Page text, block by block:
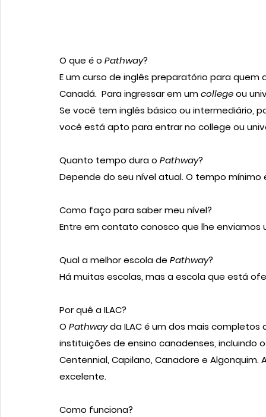
O que é o Pathway?
E um curso de inglês preparatório para
Canadá.  Para ingressar em um college ou
Se você tem inglês básico ou intermediário,
você está apto para entrar no college ou
Quanto tempo dura o Pathway?
Depende do seu nível atual. O tempo mínimo
Como faço para saber meu nível?
Entre em contato conosco que lhe
Qual a melhor escola de Pathway?
Há muitas escolas, mas a escola que está
Por quê a ILAC?
O Pathway da ILAC é um dos mais
instituições de ensino canadenses, incluindo
Centennial, Capilano, Canadore e
excelente.
Como funciona?